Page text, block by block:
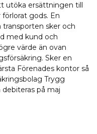
utöka ersättningen till
gods. En
sker och
med kund och
värde än ovan
Sker en
Förenades kontor så
Trygg
på maj